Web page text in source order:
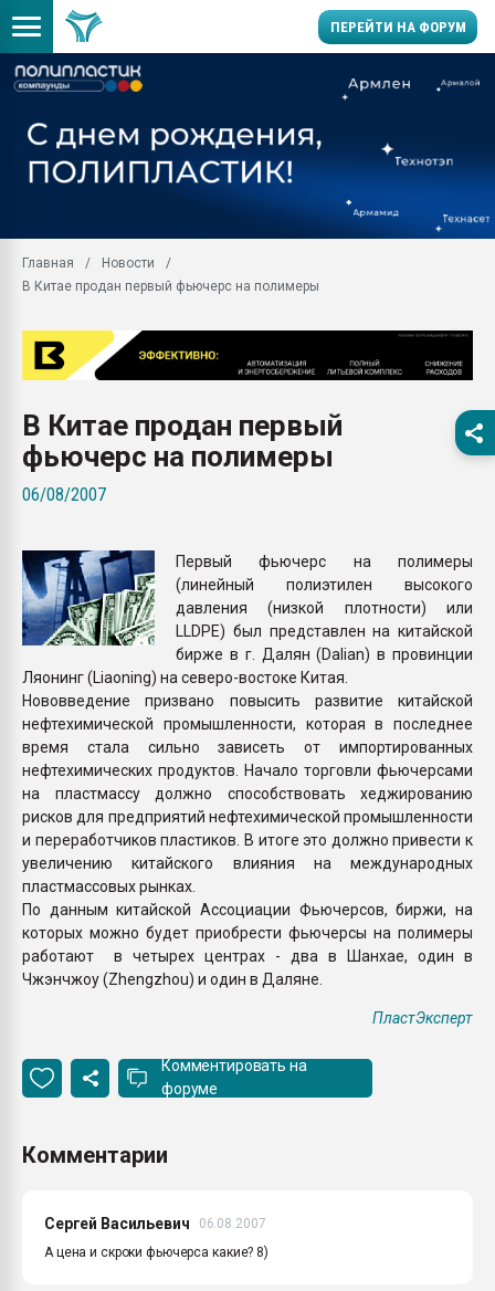
ПЕРЕЙТИ НА ФОРУМ
заводу пластмасс"
28.07.2026
пластмасс
28.07.2026
ПЕРЕЙТИ НА
Главная
Новости
В Китае продан первый фьючерс на полимеры
В Китае продан первый
фьючерс на полимеры
06/08/2007
Первый фьючерс на полимеры
(линейный полиэтилен высокого
давления (низкой плотности) или
LLDPE) был представлен на китайской
бирже в г. Далян (Dalian) в провинции
Ляонинг (Liaoning) на северо-востоке Китая.
Нововведение призвано повысить развитие китайской
нефтехимической промышленности, которая в последнее
время стала сильно зависеть от импортированных
нефтехимических продуктов. Начало торговли фьючерсами
на пластмассу должно способствовать хеджированию
рисков для предприятий нефтехимической промышленности
и переработчиков пластиков. В итоге это должно привести к
увеличению китайского влияния на международных
пластмассовых рынках.
По данным китайской Ассоциации Фьючерсов, биржи, на
которых можно будет приобрести фьючерсы на полимеры
работают в четырех центрах - два в Шанхае, один в
Чжэнчжоу (Zhengzhou) и один в Даляне.
ПластЭксперт
Комментировать на
форуме
Комментарии
Сергей Васильевич
06.08.2007
А цена и скроки фьючерса какие? 8)